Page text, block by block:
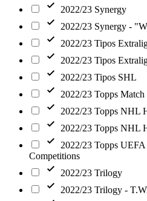
2022/23 Synergy
2022/23 Synergy -
2022/23 Tipos
2022/23 Tipos
2022/23 Tipos SHL
2022/23 Topps
2022/23 Topps NHL
2022/23 Topps NHL
2022/23 Topps
Competitions
2022/23 Trilogy
2022/23 Trilogy -